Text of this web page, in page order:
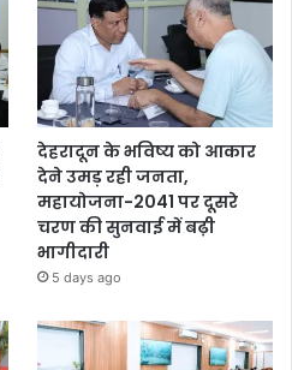
देहरादून के भविष्य को आकार
देने उमड़ रही जनता,
महायोजना-2041 पर दूसरे
चरण की सुनवाई में बढ़ी
भागीदारी
5 days ago